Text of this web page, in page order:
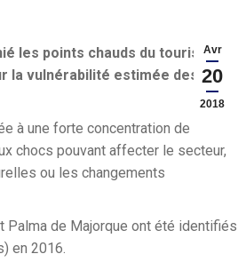
Avr
20
2018
les points chauds du tourisme
la vulnérabilité estimée des
à une forte concentration de
chocs pouvant affecter le secteur,
ou les changements
Palma de Majorque ont été identifiés
en 2016.